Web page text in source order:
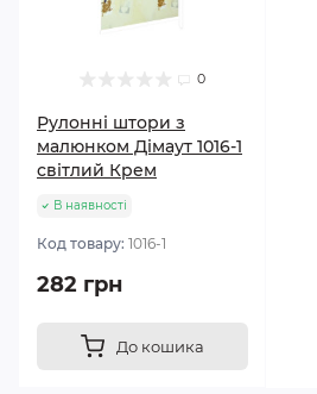
0
Рулонні штори з
малюнком Дімаут 1016-1
світлий Крем
В наявності
Код товару: 1016-1
282 грн
До кошика